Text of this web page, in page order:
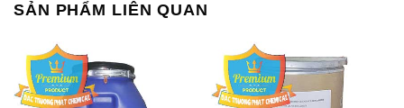
SẢN PHẨM LIÊN QUAN